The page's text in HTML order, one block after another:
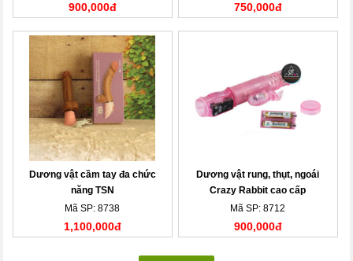
900,000đ 750,000đ
Dương vật cầm tay đa chức
năng TSN
Mã SP: 8738
1,100,000đ
Dương vật rung, thụt, ngoái
Crazy Rabbit cao cấp
Mã SP: 8712
900,000đ